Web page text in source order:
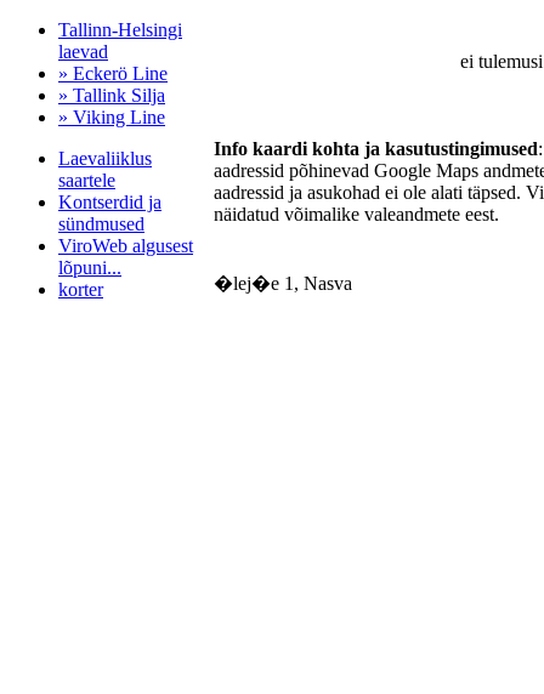
Tallinn-Helsingi
laevad
» Eckerö Line
» Tallink Silja
» Viking Line
Laevaliiklus
saartele
Kontserdid ja
sündmused
ViroWeb algusest
lõpuni...
korter
ei
Info kaardi kohta ja kasutustingimused
aadressid põhinevad Google Maps
aadressid ja asukohad ei ole alati täpsed.
näidatud võimalike valeandmete eest.
�lej�e 1, Nasva